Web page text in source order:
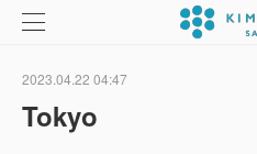
2023.04.22 04:47
Tokyo